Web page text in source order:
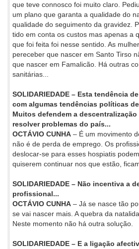
que teve connosco foi muito claro.
um plano que garanta a qualidade do
qualidade do seguimento da gravidez.
tido em conta os custos mas apenas a
que foi feita foi nesse sentido. As
pereceber que nascer em Santo Tirso
que nascer em Famalicão. Há outras
sanitárias...
SOLIDARIEDADE – Esta tendência
com algumas tendências políticas
Muitos defendem a
resolver problemas do país...
OCTÁVIO CUNHA – É um movimento
não é de perda de emprego. Os
deslocar-se para esses hospiatis
quiserem continuar nos que estão,
SOLIDARIEDADE – Não incentiva a
profissional...
OCTÁVIO CUNHA – Já se nasce tão
se vai nascer mais. A quebra da
Neste momento não há outra solução.
SOLIDARIEDADE – E a ligação